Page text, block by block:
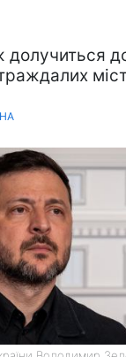
долучиться